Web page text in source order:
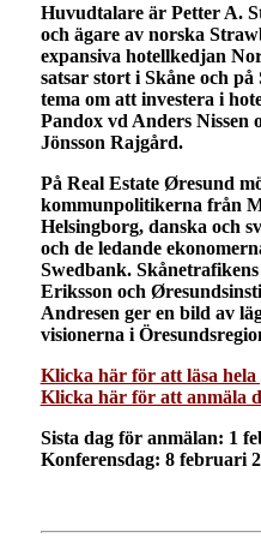
Huvudtalare är Petter A.
och ägare av norska
expansiva hotellkedjan
satsar stort i Skåne och
tema om att investera i
Pandox vd Anders Nissen
Jönsson Rajgård.
På Real Estate Øresund
kommunpolitikerna från
Helsingborg, danska och
och de ledande
Swedbank.
Eriksson och
Andresen ger en bild av
visionerna i
Klicka här för att läsa
Klicka här för att anmäla
Sista dag för anmälan: 1
Konferensdag: 8 februari